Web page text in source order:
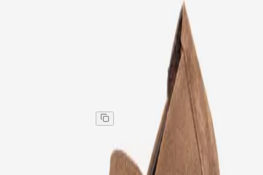
Kadın Hakiki Deri Balerin Babet Casual Vizon Süet
Kadın Hakiki Deri Balerin Babet Casual Vizon Süet
Kadın Hakiki Deri Balerin Babet Casual Vizon Süet